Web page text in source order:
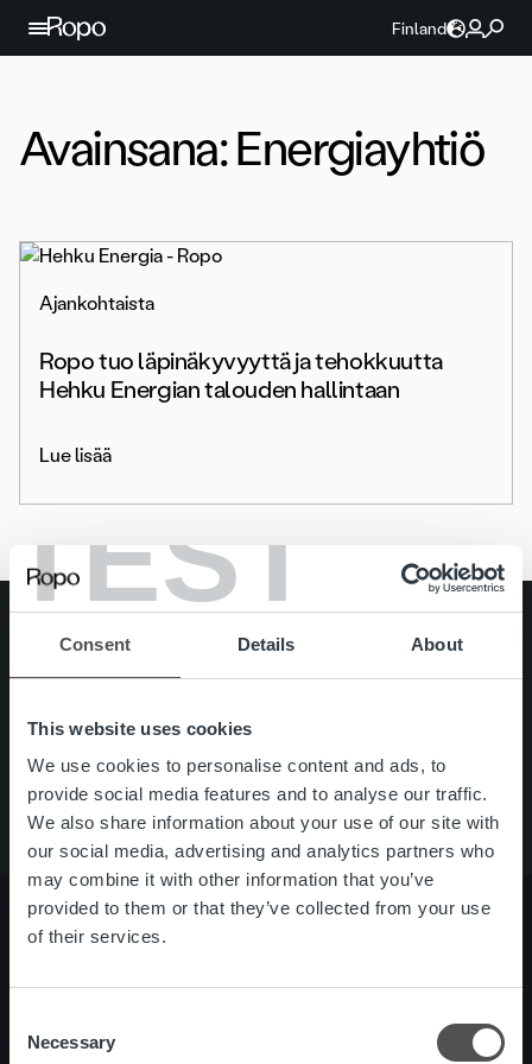
TEST
Consent Details About
This website uses cookies
We use cookies to personalise content and ads, to
provide social media features and to analyse our traffic.
We also share information about your use of our site with
our social media, advertising and analytics partners who
may combine it with other information that you’ve
provided to them or that they’ve collected from your use
of their services.
Selection
Necessary
Jatka sisältöön
Finland
Avainsana:Energiayhtiö
Ajankohtaista
Ropo tuo läpinäkyvyyttä ja tehokkuutta
Hehku Energian talouden hallintaan
Lue lisää
Pikalinkit
Yhteystiedot
Palvelut
Tietoa meistä
Tietoa meistä
Johto ja organisaatio